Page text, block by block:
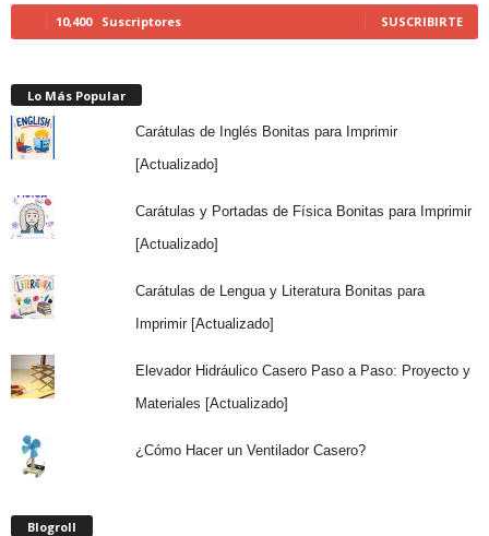
10,400 Suscriptores SUSCRIBIRTE
Lo Más Popular
Carátulas de Inglés Bonitas para Imprimir
[Actualizado]
Carátulas y Portadas de Física Bonitas para Imprimir
[Actualizado]
Carátulas de Lengua y Literatura Bonitas para
Imprimir [Actualizado]
Elevador Hidráulico Casero Paso a Paso: Proyecto y
Materiales [Actualizado]
¿Cómo Hacer un Ventilador Casero?
Blogroll